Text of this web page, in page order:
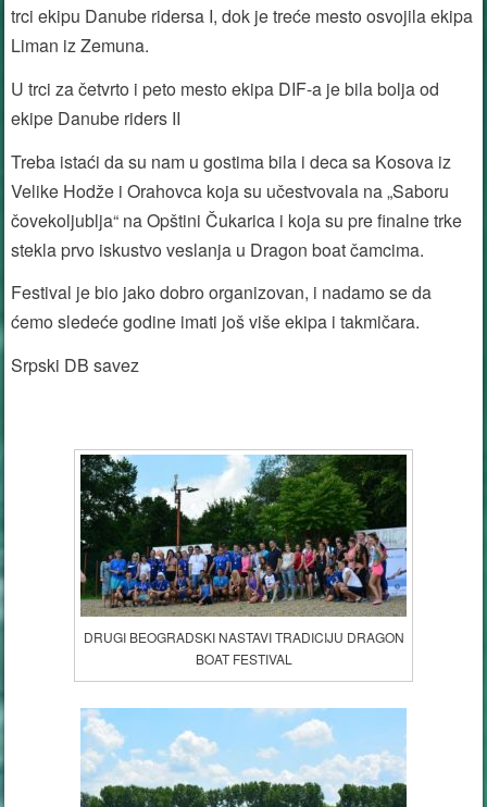
trci ekipu Danube ridersa I, dok je treće mesto osvojila ekipa
Liman iz Zemuna.
U trci za četvrto i peto mesto ekipa DIF-a je bila bolja od
ekipe Danube riders II
Treba istaći da su nam u gostima bila i deca sa Kosova iz
Velike Hodže i Orahovca koja su učestvovala na „Saboru
čovekoljublja“ na Opštini Čukarica i koja su pre finalne trke
stekla prvo iskustvo veslanja u Dragon boat čamcima.
Festival je bio jako dobro organizovan, i nadamo se da
ćemo sledeće godine imati još više ekipa i takmičara.
Srpski DB savez
DRUGI BEOGRADSKI NASTAVI TRADICIJU DRAGON
BOAT FESTIVAL